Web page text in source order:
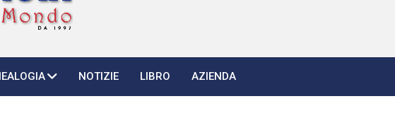
NOTIZIE LIBRO AZIENDA